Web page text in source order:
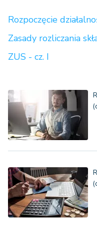
Rozpoczęcie
Zasady rozliczania
ZUS - cz. I